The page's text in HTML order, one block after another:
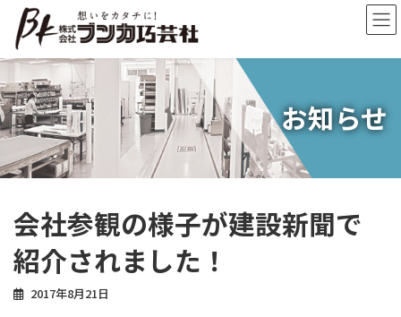
ン
ツ
へ
ス
キ
ッ
プ
ー
シ
ョ
ン
に
移
動
お知らせ
会社参観の様子が建設新聞で
紹介されました！
2017年8月21日